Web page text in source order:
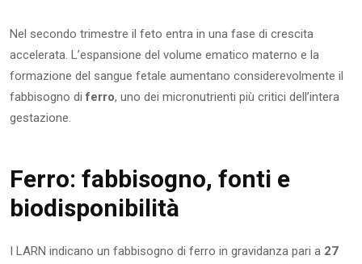
Nel secondo trimestre il feto entra in una fase di crescita
accelerata. L’espansione del volume ematico materno e la
formazione del sangue fetale aumentano considerevolmente il
fabbisogno diferro, uno dei micronutrienti più critici dell’intera
gestazione.
Ferro: fabbisogno, fonti e
biodisponibilità
I LARN indicano un fabbisogno di ferro in gravidanza pari a 27